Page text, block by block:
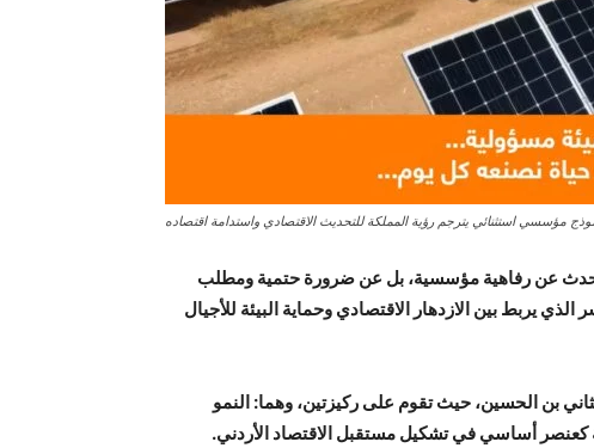
مؤسسي استثنائي يترجم رؤية المملكة للتحديث الاقتصادي واستدامة اقتصاده
عن رفاهية مؤسسية، بل عن ضرورة حتمية ومطلب
يربط بين الازدهار الاقتصادي وحماية البيئة للأجيال
بن الحسين، حيث تقوم على ركيزتين، وهما: النمو
كعنصر أساسي في تشكيل مستقبل الاقتصاد الأردني.